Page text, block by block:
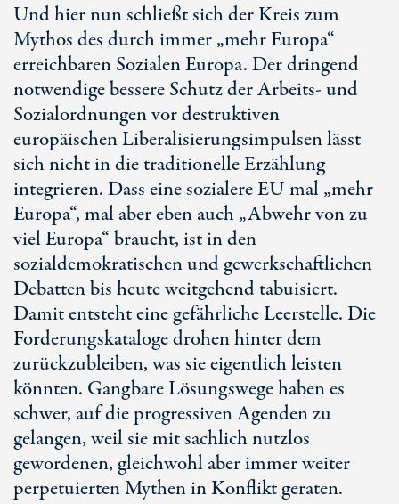
Und hier nun schließt sich der Kreis zum
Mythos des durch immer „mehr Europa“
erreichbaren Sozialen Europa. Der dringend
notwendige bessere Schutz der Arbeits- und
Sozialordnungen vor destruktiven
europäischen Liberalisierungsimpulsen lässt
sich nicht in die traditionelle Erzählung
integrieren. Dass eine sozialere EU mal „mehr
Europa“, mal aber eben auch „Abwehr von zu
viel Europa“ braucht, ist in den
sozialdemokratischen und gewerkschaftlichen
Debatten bis heute weitgehend tabuisiert.
Damit entsteht eine gefährliche Leerstelle. Die
Forderungskataloge drohen hinter dem
zurückzubleiben, was sie eigentlich leisten
könnten. Gangbare Lösungswege haben es
schwer, auf die progressiven Agenden zu
gelangen, weil sie mit sachlich nutzlos
gewordenen, gleichwohl aber immer weiter
perpetuierten Mythen in Konflikt geraten.